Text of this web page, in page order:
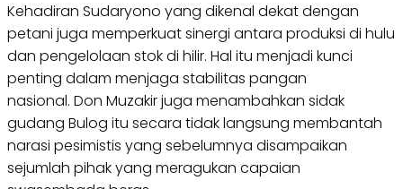
Kehadiran Sudaryono yang dikenal dekat dengan
petani juga memperkuat sinergi antara produksi di hulu
dan pengelolaan stok di hilir. Hal itu menjadi kunci
penting dalam menjaga stabilitas pangan
nasional. Don Muzakir juga menambahkan sidak
gudang Bulog itu secara tidak langsung membantah
narasi pesimistis yang sebelumnya disampaikan
sejumlah pihak yang meragukan capaian